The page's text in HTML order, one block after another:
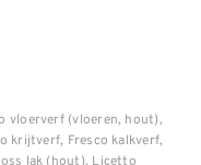
vloerverf (vloeren, hout),
krijtverf, Fresco kalkverf,
lak (hout), Licetto